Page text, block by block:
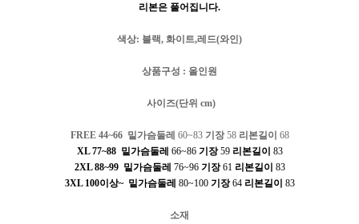
리본은 풀어집니다.
색상: 블랙, 화이트,레드(와인)
상품구성 : 올인원
사이즈(단위 cm)
FREE 44~66 밑가슴둘레 60~83 기장 58 리본길이 68
XL 77~88 밑가슴둘레 66~86 기장 59 리본길이 83
2XL 88~99 밑가슴둘레 76~96 기장 61 리본길이 83
3XL 100이상~ 밑가슴둘레 80~100 기장 64 리본길이 83
소재